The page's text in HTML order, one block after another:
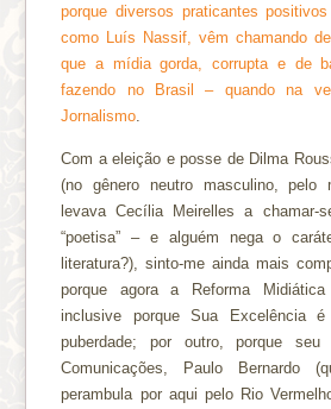
porque diversos praticantes positivos
como Luís Nassif, vêm chamando de
que a mídia gorda, corrupta e de
fazendo no Brasil – quando na
Jornalismo
Com a eleição e posse de Dilma
(no gênero neutro masculino, pelo
levava Cecília Meirelles a chamar-
“poetisa” – e alguém nega o
literatura?), sinto-me ainda mais
porque agora a Reforma
inclusive porque Sua Excelência
puberdade; por outro, porque
Comunicações, Paulo Bernardo
perambula por aqui pelo Rio